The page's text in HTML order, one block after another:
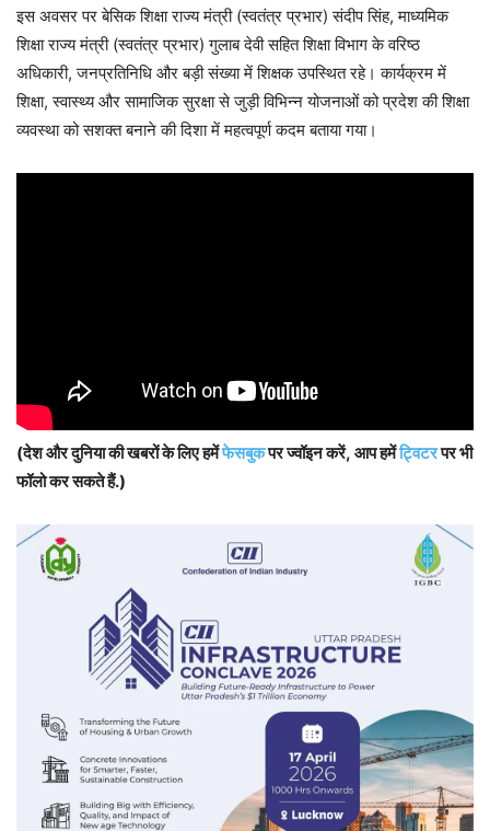
इस अवसर पर बेसिक शिक्षा राज्य मंत्री (स्वतंत्र प्रभार) संदीप सिंह, माध्यमिक
शिक्षा राज्य मंत्री (स्वतंत्र प्रभार) गुलाब देवी सहित शिक्षा विभाग के वरिष्ठ
अधिकारी, जनप्रतिनिधि और बड़ी संख्या में शिक्षक उपस्थित रहे। कार्यक्रम में
शिक्षा, स्वास्थ्य और सामाजिक सुरक्षा से जुड़ी विभिन्न योजनाओं को प्रदेश की शिक्षा
व्यवस्था को सशक्त बनाने की दिशा में महत्वपूर्ण कदम बताया गया।
(देश और दुनिया की खबरों के लिए हमेंफेसबुकपर ज्वॉइन करें, आप हमेंट्विटरपर भी
फॉलो कर सकते हैं.)